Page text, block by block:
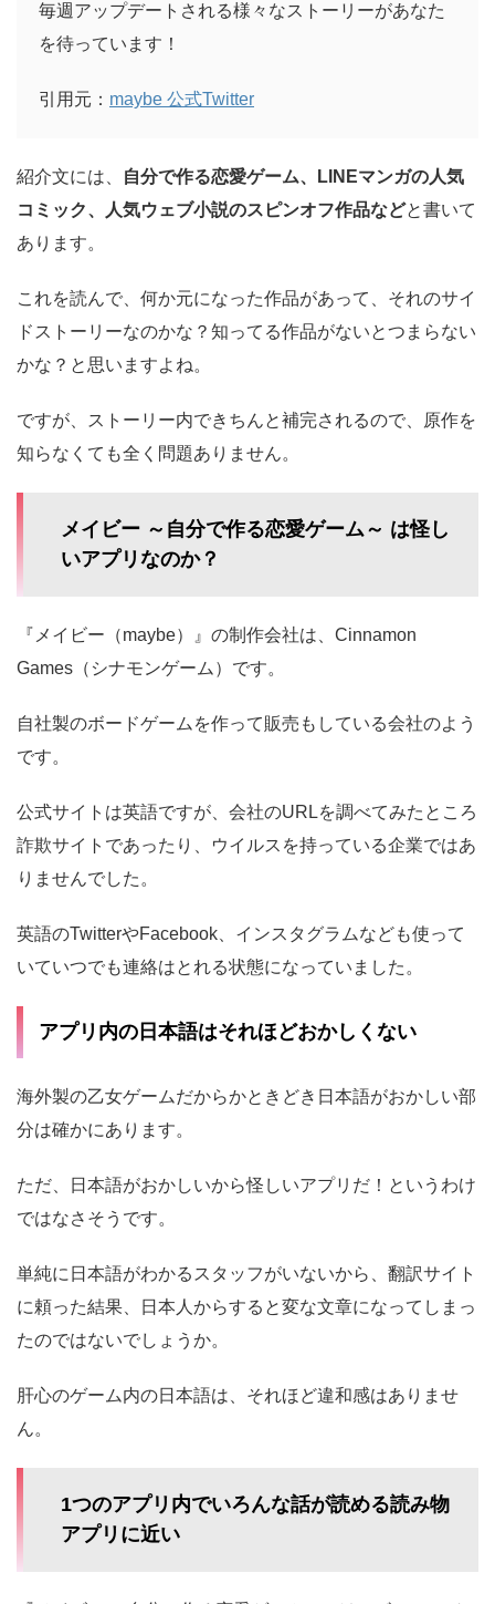
毎週アップデートされる様々なストーリーがあなた
を待っています！
引用元： maybe 公式Twitter
紹介文には、
自分で作る恋愛ゲーム、LINEマンガの人気
コミック、人気ウェブ小説のスピンオフ作品などと書いて
あります。
これを読んで、何か元になった作品があって、それのサイ
ドストーリーなのかな？知ってる作品がないとつまらない
かな？と思いますよね。
ですが、ストーリー内できちんと補完されるので、原作を
知らなくても全く問題ありません。
メイビー ～自分で作る恋愛ゲーム～ は怪し
いアプリなのか？
『メイビー（maybe）』の制作会社は、Cinnamon
Games（シナモンゲーム）です。
自社製のボードゲームを作って販売もしている会社のよう
です。
公式サイトは英語ですが、会社のURLを調べてみたところ
詐欺サイトであったり、ウイルスを持っている企業ではあ
りませんでした。
英語のTwitterやFacebook、インスタグラムなども使って
いていつでも連絡はとれる状態になっていました。
アプリ内の日本語はそれほどおかしくない
海外製の乙女ゲームだからかときどき日本語がおかしい部
分は確かにあります。
ただ、日本語がおかしいから怪しいアプリだ！というわけ
ではなさそうです。
単純に日本語がわかるスタッフがいないから、翻訳サイト
に頼った結果、日本人からすると変な文章になってしまっ
たのではないでしょうか。
肝心のゲーム内の日本語は、それほど違和感はありませ
ん。
1つのアプリ内でいろんな話が読める読み物
アプリに近い